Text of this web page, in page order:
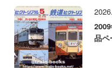
品ペ